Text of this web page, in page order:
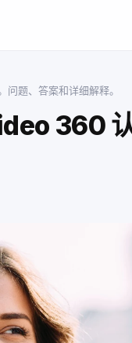
题、答案和详细解释。
360